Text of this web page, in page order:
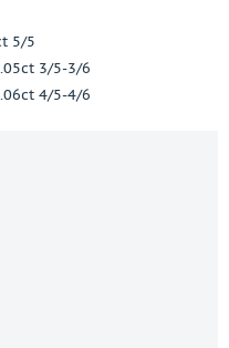
5/5
3/5-3/6
4/5-4/6